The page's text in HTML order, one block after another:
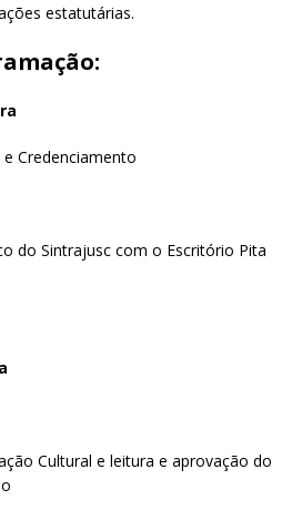
estatutárias.
Credenciamento
do Sintrajusc com o Escritório Pita
Cultural e leitura e aprovação do